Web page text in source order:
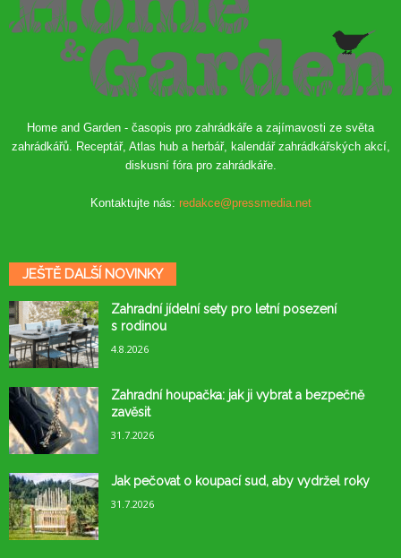
Home and Garden - časopis pro zahrádkáře a zajímavosti ze světa
zahrádkářů. Receptář, Atlas hub a herbář, kalendář zahrádkářských akcí,
diskusní fóra pro zahrádkáře.
Kontaktujte nás: redakce@pressmedia.net
JEŠTĚ DALŠÍ NOVINKY
Zahradní jídelní sety pro letní posezení
s rodinou
4.8.2026
Zahradní houpačka: jak ji vybrat a bezpečně
zavěsit
31.7.2026
Jak pečovat o koupací sud, aby vydržel roky
31.7.2026